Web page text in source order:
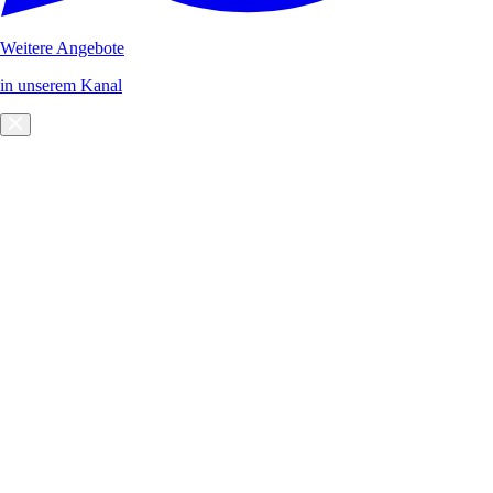
Weitere Angebote
in unserem Kanal